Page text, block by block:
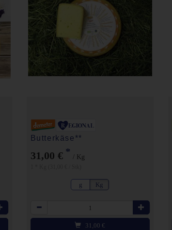
Butterkäse**
31,00 € * / Kg
g Kg
Anzahl
31,00 €